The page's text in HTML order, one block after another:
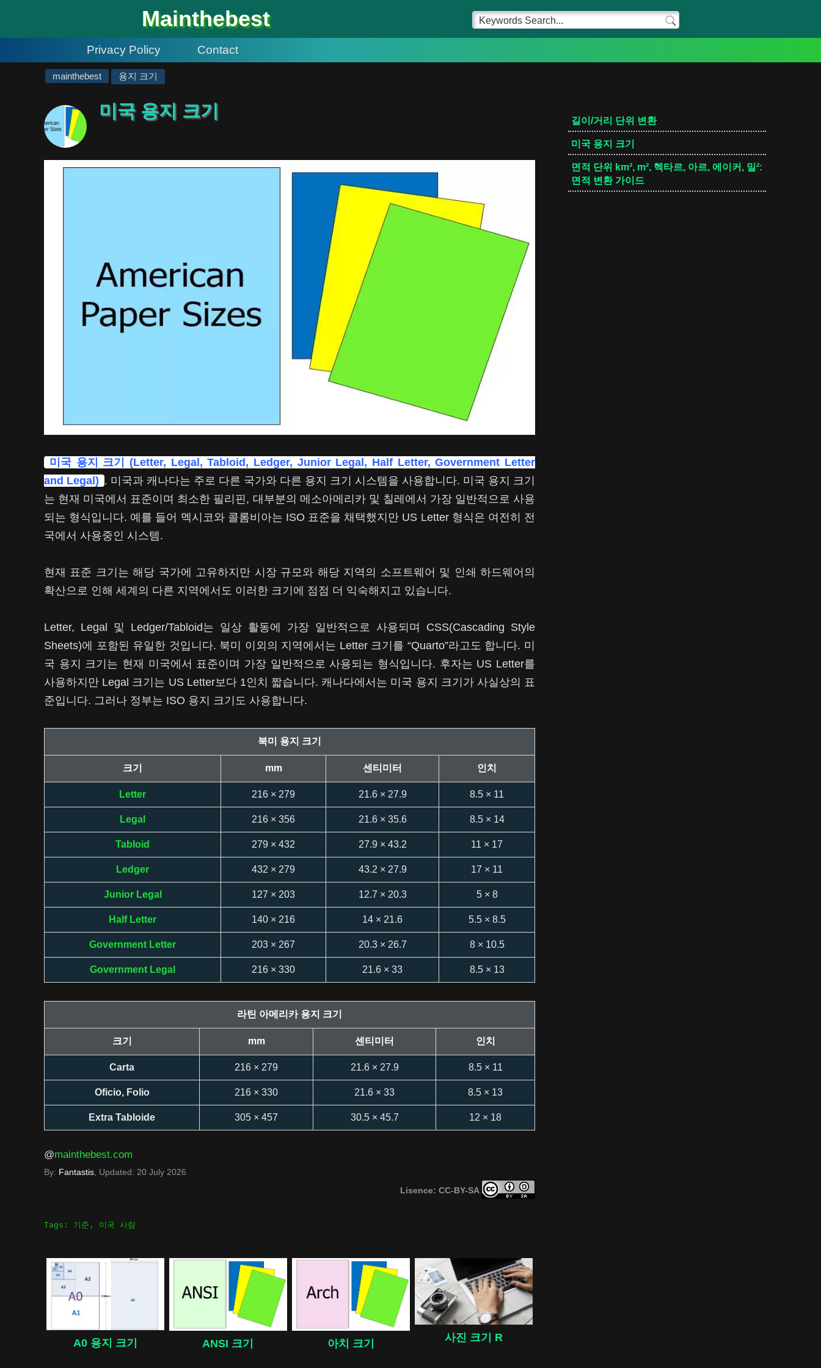
Mainthebest
Privacy Policy Contact
mainthebest 용지 크기
미국 용지 크기
미국 용지 크기 (Letter, Legal, Tabloid, Ledger, Junior Legal, Half Letter, Government Letter
and Legal) . 미국과 캐나다는 주로 다른 국가와 다른 용지 크기 시스템을 사용합니다. 미국 용지 크기
는 현재 미국에서 표준이며 최소한 필리핀, 대부분의 메소아메리카 및 칠레에서 가장 일반적으로 사용
되는 형식입니다. 예를 들어 멕시코와 콜롬비아는 ISO 표준을 채택했지만 US Letter 형식은 여전히 전
국에서 사용중인 시스템.
현재 표준 크기는 해당 국가에 고유하지만 시장 규모와 해당 지역의 소프트웨어 및 인쇄 하드웨어의
확산으로 인해 세계의 다른 지역에서도 이러한 크기에 점점 더 익숙해지고 있습니다.
Letter, Legal 및 Ledger/Tabloid는 일상 활동에 가장 일반적으로 사용되며 CSS(Cascading Style
Sheets)에 포함된 유일한 것입니다. 북미 이외의 지역에서는 Letter 크기를 “Quarto”라고도 합니다. 미
국 용지 크기는 현재 미국에서 표준이며 가장 일반적으로 사용되는 형식입니다. 후자는 US Letter를
사용하지만 Legal 크기는 US Letter보다 1인치 짧습니다. 캐나다에서는 미국 용지 크기가 사실상의 표
준입니다. 그러나 정부는 ISO 용지 크기도 사용합니다.
북미 용지 크기
크기 mm 센티미터 인치
Letter 216 × 279 21.6 × 27.9 8.5 × 11
Legal 216 × 356 21.6 × 35.6 8.5 × 14
Tabloid 279 × 432 27.9 × 43.2 11 × 17
Ledger 432 × 279 43.2 × 27.9 17 × 11
Junior Legal 127 × 203 12.7 × 20.3 5 × 8
Half Letter 140 × 216 14 × 21.6 5.5 × 8.5
Government Letter 203 × 267 20.3 × 26.7 8 × 10.5
Government Legal 216 × 330 21.6 × 33 8.5 × 13
라틴 아메리카 용지 크기
크기 mm 센티미터 인치
Carta 216 × 279 21.6 × 27.9 8.5 × 11
Oficio, Folio 216 × 330 21.6 × 33 8.5 × 13
Extra Tabloide 305 × 457 30.5 × 45.7 12 × 18
@mainthebest.com
By: Fantastis , Updated: 20 July 2026
Lisence: CC-BY-SA
Tags: 기준 , 미국 사람
A0 용지 크기 ANSI 크기 아치 크기
사진 크기 R
길이/거리 단위 변환
미국 용지 크기
면적 단위 km², m², 헥타르, 아르, 에이커, 밀²:
면적 변환 가이드